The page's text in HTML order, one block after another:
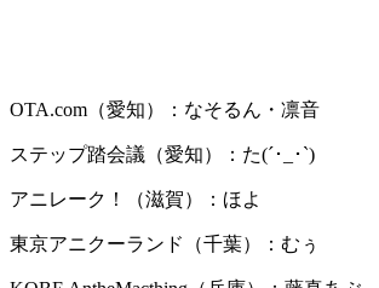
OTA.com（愛知）：なそるん・凛音
ステップ踏会議（愛知）：た(´･_･`)
アニレーク！（滋賀）：ほよ
東京アニクーランド（千葉）：むぅ